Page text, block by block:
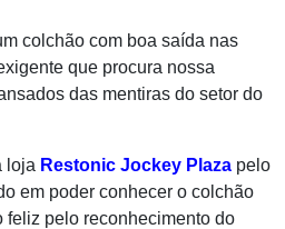
colchão com boa saída nas
que procura nossa
das mentiras do setor do
loja Restonic Jockey Plaza pelo
em poder conhecer o colchão
feliz pelo reconhecimento do